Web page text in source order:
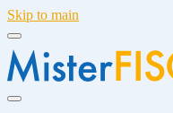
Skip to main